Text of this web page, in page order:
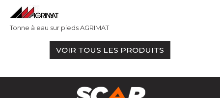
Tonne à eau sur pieds AGRIMAT
VOIR TOUS LES PRODUITS